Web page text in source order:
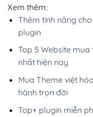
Xem thêm:
Thêm tính năng
plugin
Top 5 Website
nhất hiện nay
Mua Theme việt
hành trọn đời
Top+ plugin miễn